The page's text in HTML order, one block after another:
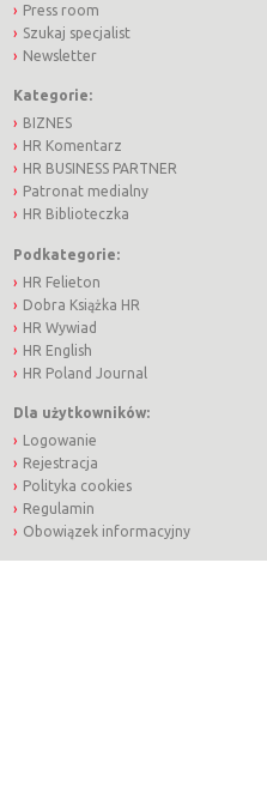
Press room
Szukaj specjalist
Newsletter
Kategorie:
BIZNES
HR Komentarz
HR BUSINESS PARTNER
Patronat medialny
HR Biblioteczka
Podkategorie:
HR Felieton
Dobra Książka HR
HR Wywiad
HR English
HR Poland Journal
Dla użytkowników:
Logowanie
Rejestracja
Polityka cookies
Regulamin
Obowiązek informacyjny